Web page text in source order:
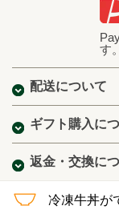
す。
配送について
ギフト購入に
返金・交換に
冷凍牛丼が